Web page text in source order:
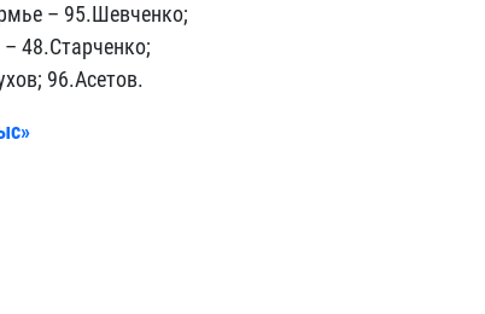
– 95.Шевченко;
48.Старченко;
96.Асетов.